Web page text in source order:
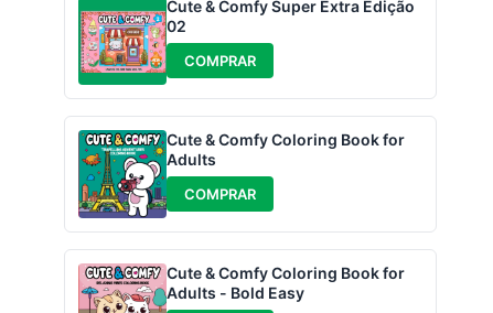
Cute & Comfy Super Extra Edição
02
COMPRAR
Cute & Comfy Coloring Book for
Adults
COMPRAR
Cute & Comfy Coloring Book for
Adults - Bold Easy